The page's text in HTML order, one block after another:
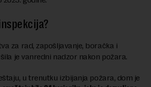
za rad, zapošljavanjе, boračka i
je vanredni nadzor nakon požara.
u trenutku izbijanja požara, dom je